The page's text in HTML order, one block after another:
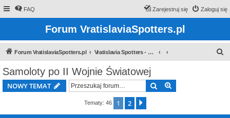
FAQ Zaloguj się
Zarejestruj się
Forum VratislaviaSpotters.pl
Forum VratislaviaSpotters.pl Vratislavia Spotters - Wroclawska grupa spotterska
Samoloty po II Wojnie Światowej
NOWY TEMAT Szukaj
Tematy: 46 1 2